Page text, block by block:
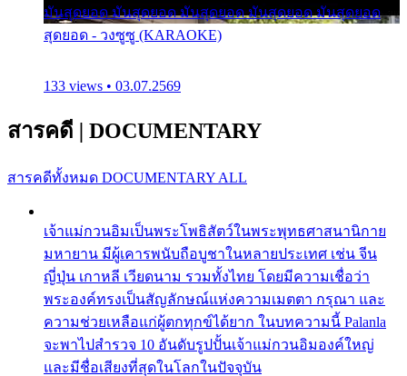
มันสุดยอด มันสุดยอด มันสุดยอด มันสุดยอด มันสุดยอด
สุดยอด - วงซูซู (KARAOKE)
133 views • 03.07.2569
สารคดี | DOCUMENTARY
สารคดีทั้งหมด DOCUMENTARY ALL
เจ้าแม่กวนอิมเป็นพระโพธิสัตว์ในพระพุทธศาสนานิกาย
มหายาน มีผู้เคารพนับถือบูชาในหลายประเทศ เช่น จีน
ญี่ปุ่น เกาหลี เวียดนาม รวมทั้งไทย โดยมีความเชื่อว่า
พระองค์ทรงเป็นสัญลักษณ์แห่งความเมตตา กรุณา และ
ความช่วยเหลือแก่ผู้ตกทุกข์ได้ยาก ในบทความนี้ Palanla
จะพาไปสำรวจ 10 อันดับรูปปั้นเจ้าแม่กวนอิมองค์ใหญ่
และมีชื่อเสียงที่สุดในโลกในปัจจุบัน